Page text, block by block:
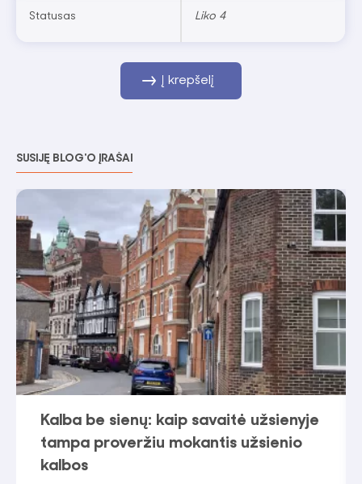
Statusas Liko 4
Į krepšelį
SUSIJĘ BLOG'O ĮRAŠAI
Kalba be sienų: kaip savaitė užsienyje
tampa proveržiu mokantis užsienio
kalbos